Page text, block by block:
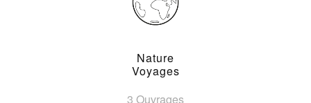
Nature
Voyages
3 Ouvrages